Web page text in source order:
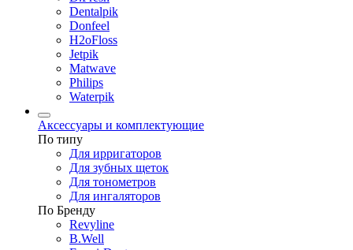
Dentalpik
Donfeel
H2oFloss
Jetpik
Matwave
Philips
Waterpik
Аксессуары и комплектующие
По типу
Для ирригаторов
Для зубных щеток
Для тонометров
Для ингаляторов
По Бренду
Revyline
B.Well